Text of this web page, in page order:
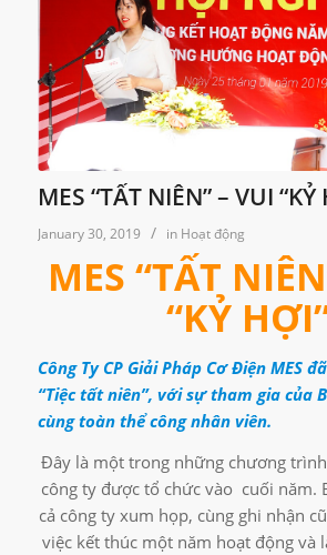
MES “TẤT NIÊN” – VUI “KỶ
January 30, 2019 / in Hoạt động
MES “TẤT
“KỶ
Công Ty CP Giải Pháp Cơ Điện MES
“Tiệc tất niên”, với sự tham gia của
cùng toàn thể công nhân viên.
Đây là một trong những chương
công ty được tổ chức vào cuối năm.
cả công ty xum họp, cùng ghi nhận
việc kết thúc một năm hoạt động và